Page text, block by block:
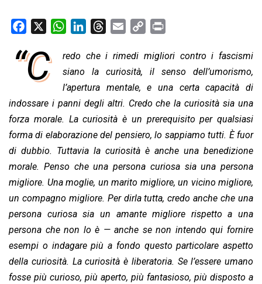
c
e
o
o
k
W
a
t
s
A
p
p
n
e
d
I
n
r
e
a
d
s
a
i
l
p
y
L
i
n
k
i
n
t
“C
redo che i rimedi migliori contro i fascismi
siano la curiosità, il senso dell’umorismo,
l’apertura mentale, e una certa capacità di
indossare i panni degli altri. Credo che la curiosità sia una
forza morale. La curiosità è un prerequisito per qualsiasi
forma di elaborazione del pensiero, lo sappiamo tutti. È fuor
di dubbio. Tuttavia la curiosità è anche una benedizione
morale. Penso che una persona curiosa sia una persona
migliore. Una moglie, un marito migliore, un vicino migliore,
un compagno migliore. Per dirla tutta, credo anche che una
persona curiosa sia un amante migliore rispetto a una
persona che non lo è — anche se non intendo qui fornire
esempi o indagare più a fondo questo particolare aspetto
della curiosità. La curiosità è liberatoria. Se l’essere umano
fosse più curioso, più aperto, più fantasioso, più disposto a